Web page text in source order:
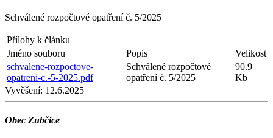
Schválené rozpočtové opatření č. 5/2025
Přílohy k článku
Jméno souboru
Popis
Velikost
schvalene-rozpoctove-
opatreni-c.-5-2025.pdf
Schválené rozpočtové
opatření č. 5/2025
90.9
Kb
Vyvěšení: 12.6.2025
Obec Zubčice